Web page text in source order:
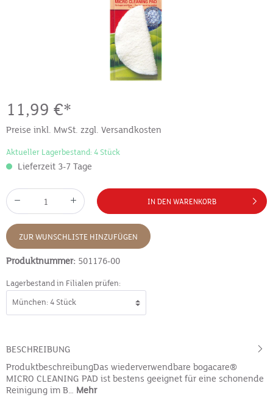
11,99 €*
Preise inkl. MwSt. zzgl. Versandkosten
Aktueller Lagerbestand: 4 Stück
Lieferzeit 3-7 Tage
IN DEN WARENKORB
ZUR WUNSCHLISTE HINZUFÜGEN
Produktnummer: 501176-00
Lagerbestand in Filialen prüfen:
BESCHREIBUNG
ProduktbeschreibungDas wiederverwendbare bogacare®
MICRO CLEANING PAD ist bestens geeignet für eine schonende
Reinigung im B… Mehr